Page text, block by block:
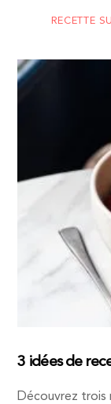
RECETTE
3 idées de
Découvrez trois